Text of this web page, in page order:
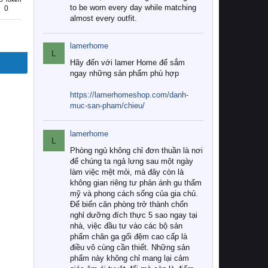
0
to be worn every day while matching
almost every outfit.
L
lamerhome
Hãy đến với lamer Home để sắm
ngay những sản phẩm phù hợp
https://lamerhomeshop.com/danh-
muc-san-pham/chieu/
L
lamerhome
Phòng ngủ không chỉ đơn thuần là nơi
để chúng ta ngả lưng sau một ngày
làm việc mệt mỏi, mà đây còn là
không gian riêng tư phản ánh gu thẩm
mỹ và phong cách sống của gia chủ.
Để biến căn phòng trở thành chốn
nghỉ dưỡng đích thực 5 sao ngay tại
nhà, việc đầu tư vào các bộ sản
phẩm chăn ga gối đệm cao cấp là
điều vô cùng cần thiết. Những sản
phẩm này không chỉ mang lại cảm